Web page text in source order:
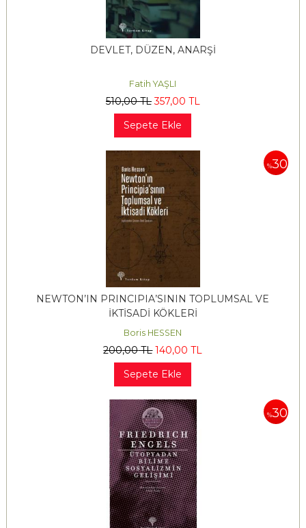
DEVLET, DÜZEN, ANARŞİ
Fatih YAŞLI
510,00TL 357,00 TL
Sepete Ekle
%30
NEWTON’IN PRINCIPIA’SININ TOPLUMSAL VE
İKTİSADİ KÖKLERİ
Boris HESSEN
200,00TL 140,00 TL
Sepete Ekle
%30